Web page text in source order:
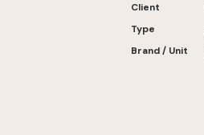
Client
Type
Brand / Unit